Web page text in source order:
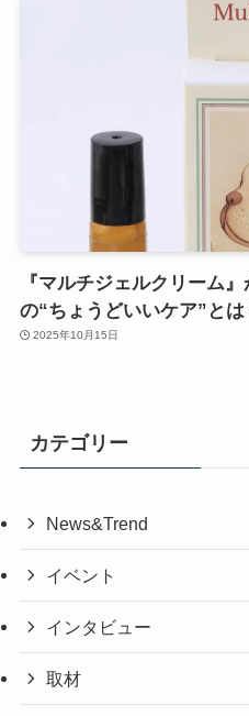
『マルチジェルクリーム
の“ちょうどいいケア”とは
2025年10月15日
カテゴリー
News&Trend
イベント
インタビュー
取材